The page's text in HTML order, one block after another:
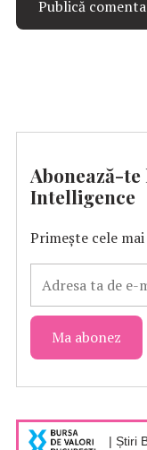
Abonează-
Intelligence
Primește cele
| Știri